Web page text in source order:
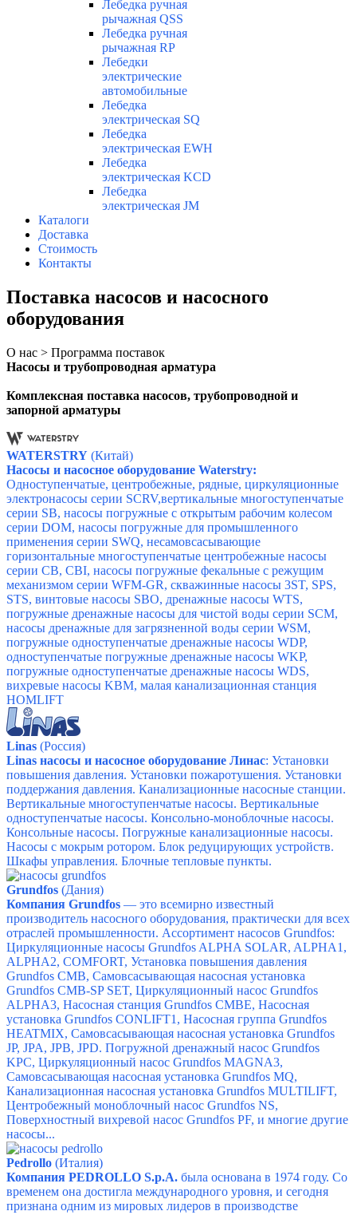
Лебедка ручная
рычажная QSS
Лебедка ручная
рычажная RP
Лебедки
электрические
автомобильные
Лебедка
электрическая SQ
Лебедка
электрическая EWH
Лебедка
электрическая KCD
Лебедка
электрическая JM
Каталоги
Доставка
Стоимость
Контакты
Поставка насосов и насосного
оборудования
О нас > Программа поставок
Насосы и трубопроводная арматура
Комплексная поставка насосов, трубопроводной и
запорной арматуры
WATERSTRY (Китай)
Насосы и насосное оборудование Waterstry:
Одноступенчатые, центробежные, рядные, циркуляционные
электронасосы серии SCRV,вертикальные многоступенчатые
серии SB, насосы погружные с открытым рабочим колесом
серии DOM, насосы погружные для промышленного
применения серии SWQ, несамовсасывающие
горизонтальные многоступенчатые центробежные насосы
серии CB, CBI, насосы погружные фекальные с режущим
механизмом серии WFM-GR, скважинные насосы 3ST, SPS,
STS, винтовые насосы SBO, дренажные насосы WTS,
погружные дренажные насосы для чистой воды серии SCM,
насосы дренажные для загрязненной воды серии WSM,
погружные одноступенчатые дренажные насосы WDP,
одноступенчатые погружные дренажные насосы WKP,
погружные одноступенчатые дренажные насосы WDS,
вихревые насосы KBM, малая канализационная станция
HOMLIFT
Linas (Россия)
Linas насосы и насосное оборудование Линас: Установки
повышения давления. Установки пожаротушения. Установки
поддержания давления. Канализационные насосные станции.
Вертикальные многоступенчатые насосы. Вертикальные
одноступенчатые насосы. Консольно-моноблочные насосы.
Консольные насосы. Погружные канализационные насосы.
Насосы с мокрым ротором. Блок редуцирующих устройств.
Шкафы управления. Блочные тепловые пункты.
Grundfos (Дания)
Компания Grundfos — это всемирно известный
производитель насосного оборудования, практически для всех
отраслей промышленности. Ассортимент насосов Grundfos:
Циркуляционные насосы Grundfos ALPHA SOLAR, ALPHA1,
ALPHA2, COMFORT, Установка повышения давления
Grundfos CMB, Самовсасывающая насосная установка
Grundfos CMB-SP SET, Циркуляционный насос Grundfos
ALPHA3, Насосная станция Grundfos CMBE, Насосная
установка Grundfos CONLIFT1, Насосная группа Grundfos
HEATMIX, Самовсасывающая насосная установка Grundfos
JP, JPA, JPB, JPD. Погружной дренажный насос Grundfos
KPC, Циркуляционный насос Grundfos MAGNA3,
Самовсасывающая насосная установка Grundfos MQ,
Канализационная насосная установка Grundfos MULTILIFT,
Центробежный моноблочный насос Grundfos NS,
Поверхностный вихревой насос Grundfos PF, и многие другие
насосы...
Pedrollo (Италия)
Компания PEDROLLO S.p.A. была основана в 1974 году. Со
временем она достигла международного уровня, и сегодня
признана одним из мировых лидеров в производстве